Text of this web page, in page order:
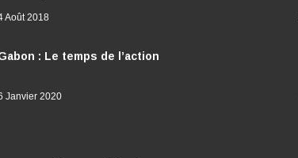
Août 2018
: Le temps de l’action
Janvier 2020